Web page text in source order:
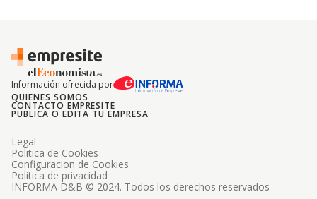
Información ofrecida por
QUIENES SOMOS
CONTACTO EMPRESITE
PUBLICA O EDITA TU EMPRESA
INFORMA D&B © 2024. Todos los derechos reservados
Legal
Politica de Cookies
Configuracion de Cookies
Politica de privacidad